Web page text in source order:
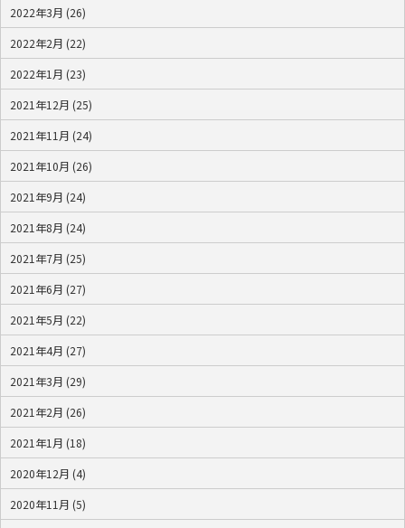
2022年3月 (26)
2022年2月 (22)
2022年1月 (23)
2021年12月 (25)
2021年11月 (24)
2021年10月 (26)
2021年9月 (24)
2021年8月 (24)
2021年7月 (25)
2021年6月 (27)
2021年5月 (22)
2021年4月 (27)
2021年3月 (29)
2021年2月 (26)
2021年1月 (18)
2020年12月 (4)
2020年11月 (5)